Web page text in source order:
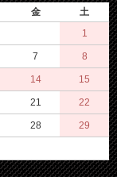
金
土
1
7 8
14 15
21 22
28 29